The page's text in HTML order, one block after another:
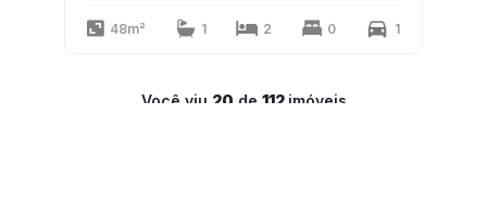
48m² 1 2 0 1
Você viu 20 de 112 imóveis